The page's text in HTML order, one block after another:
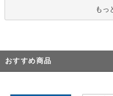
もっ
おすすめ商品